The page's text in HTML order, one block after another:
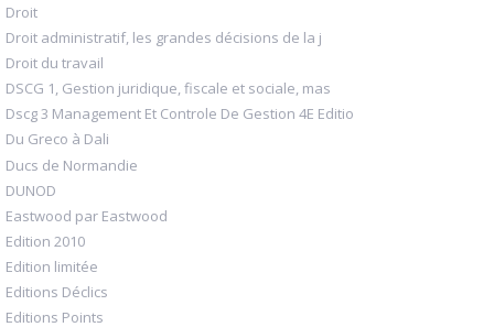
Droit
Droit administratif, les grandes décisions de la j
Droit du travail
DSCG 1, Gestion juridique, fiscale et sociale, mas
Dscg 3 Management Et Controle De Gestion 4E Editio
Du Greco à Dali
Ducs de Normandie
DUNOD
Eastwood par Eastwood
Edition 2010
Edition limitée
Editions Déclics
Editions Points